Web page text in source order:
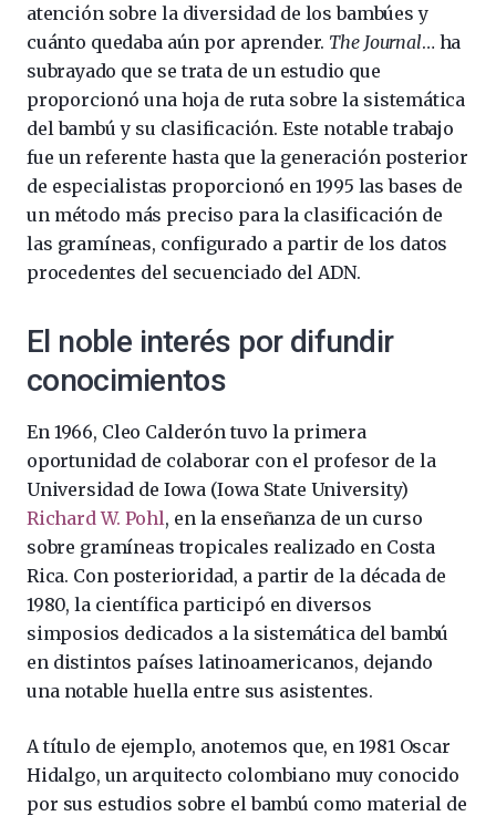
atención sobre la diversidad de los bambúes y
cuánto quedaba aún por aprender. The Journal… ha
subrayado que se trata de un estudio que
proporcionó una hoja de ruta sobre la sistemática
del bambú y su clasificación. Este notable trabajo
fue un referente hasta que la generación posterior
de especialistas proporcionó en 1995 las bases de
un método más preciso para la clasificación de
las gramíneas, configurado a partir de los datos
procedentes del secuenciado del ADN.
El noble interés por difundir
conocimientos
En 1966, Cleo Calderón tuvo la primera
oportunidad de colaborar con el profesor de la
Universidad de Iowa (Iowa State University)
Richard W. Pohl, en la enseñanza de un curso
sobre gramíneas tropicales realizado en Costa
Rica. Con posterioridad, a partir de la década de
1980, la científica participó en diversos
simposios dedicados a la sistemática del bambú
en distintos países latinoamericanos, dejando
una notable huella entre sus asistentes.
A título de ejemplo, anotemos que, en 1981 Oscar
Hidalgo, un arquitecto colombiano muy conocido
por sus estudios sobre el bambú como material de